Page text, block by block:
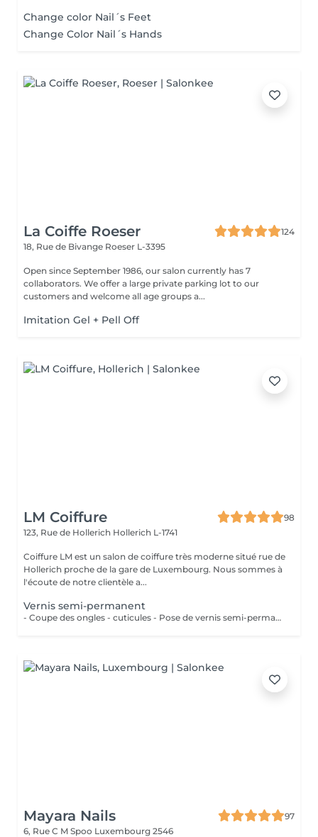
Change color Nail´s Feet
Change Color Nail´s Hands
La Coiffe Roeser
124
18, Rue de Bivange Roeser L-3395
Open since September 1986, our salon currently has 7
collaborators. We offer a large private parking lot to our
customers and welcome all age groups a...
Imitation Gel + Pell Off
LM Coiffure
98
123, Rue de Hollerich Hollerich L-1741
Coiffure LM est un salon de coiffure très moderne situé rue de
Hollerich proche de la gare de Luxembourg. Nous sommes à
l'écoute de notre clientèle a...
Vernis semi-permanent
- Coupe des ongles - cuticules - Pose de vernis semi-permanent couleur ( Si vous voulez une french, veuillez svp cocher l'onglet french en plus) -Dépose du vernis semi-permanent - Manucure combinée - soin des ongles
Mayara Nails
97
6, Rue C M Spoo Luxembourg 2546